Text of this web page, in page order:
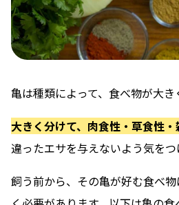
亀は種類によって、食べ物が大き
大きく分けて、肉食性・草食性・
違ったエサを与えないよう気をつ
飼う前から、その亀が好む食べ